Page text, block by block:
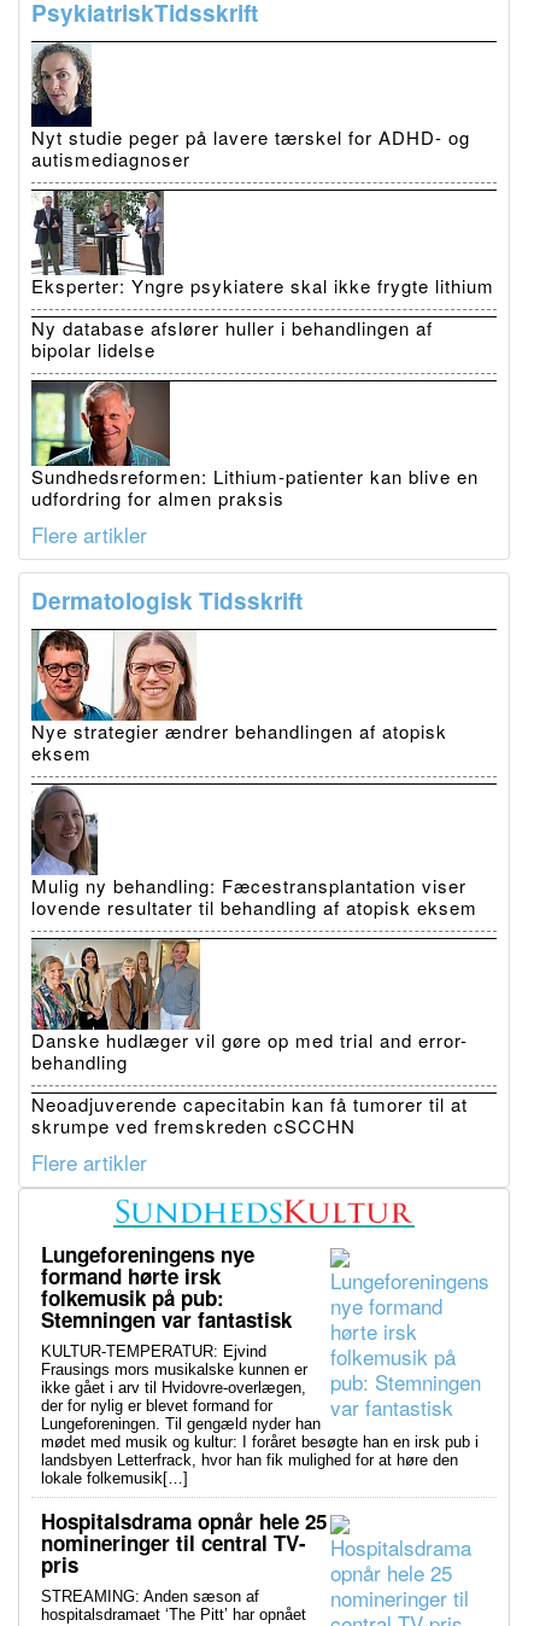
PsykiatriskTidsskrift
Nyt studie peger på lavere tærskel for ADHD- og
autismediagnoser
Eksperter: Yngre psykiatere skal ikke frygte lithium
Ny database afslører huller i behandlingen af
bipolar lidelse
Sundhedsreformen: Lithium-patienter kan blive en
udfordring for almen praksis
Flere artikler
Dermatologisk Tidsskrift
Nye strategier ændrer behandlingen af atopisk
eksem
Mulig ny behandling: Fæcestransplantation viser
lovende resultater til behandling af atopisk eksem
Danske hudlæger vil gøre op med trial and error-
behandling
Neoadjuverende capecitabin kan få tumorer til at
skrumpe ved fremskreden cSCCHN
Flere artikler
Lungeforeningens nye
formand hørte irsk
folkemusik på pub:
Stemningen var fantastisk
KULTUR-TEMPERATUR: Ejvind
Frausings mors musikalske kunnen er
ikke gået i arv til Hvidovre-overlægen,
der for nylig er blevet formand for
Lungeforeningen. Til gengæld nyder han
mødet med musik og kultur: I foråret besøgte han en irsk pub i
landsbyen Letterfrack, hvor han fik mulighed for at høre den
lokale folkemusik[…]
Hospitalsdrama opnår hele 25
nomineringer til central TV-
pris
STREAMING: Anden sæson af
hospitalsdramaet ‘The Pitt’ har opnået